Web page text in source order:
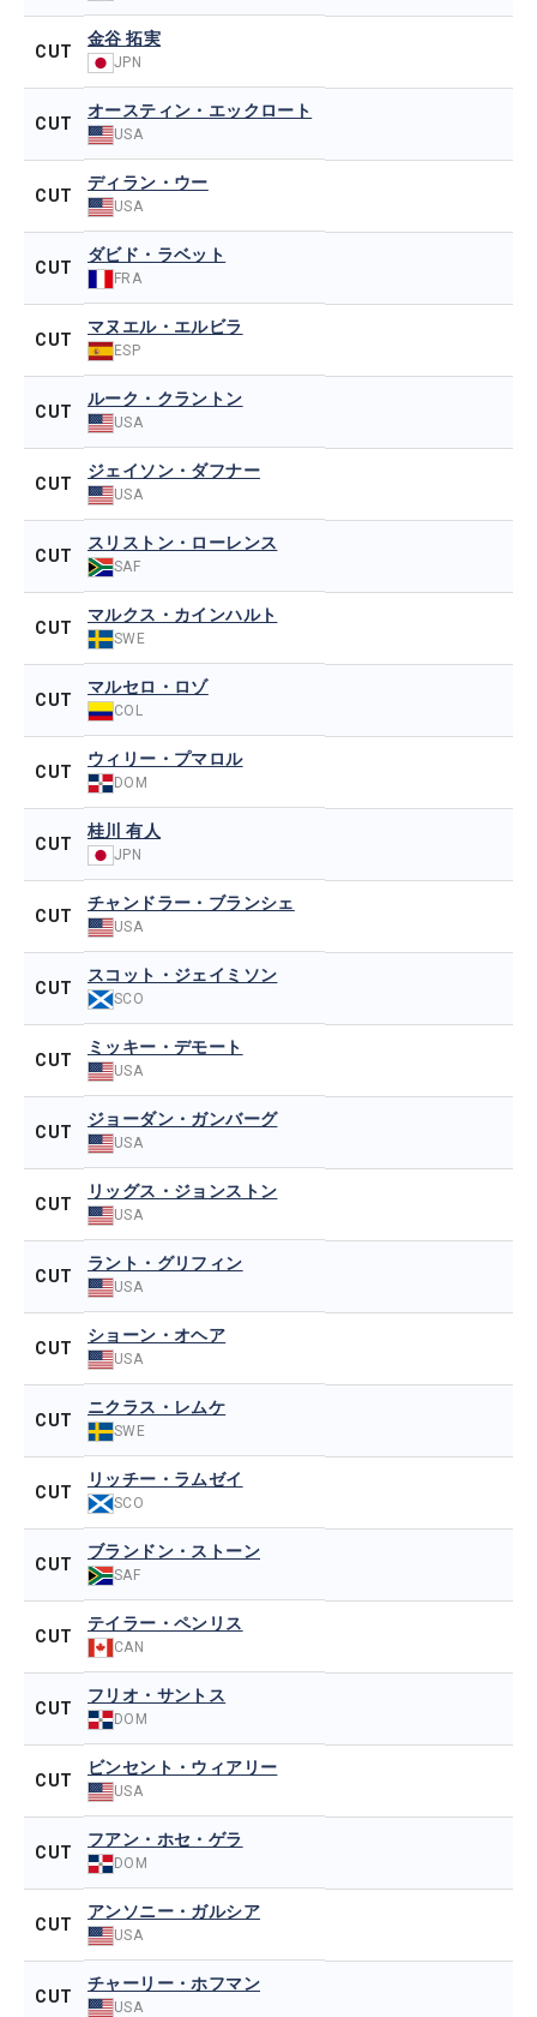
CUT
金谷 拓実
JPN
CUT
オースティン・エックロート
USA
CUT
ディラン・ウー
USA
CUT
ダビド・ラベット
FRA
CUT
マヌエル・エルビラ
ESP
CUT
ルーク・クラントン
USA
CUT
ジェイソン・ダフナー
USA
CUT
スリストン・ローレンス
SAF
CUT
マルクス・カインハルト
SWE
CUT
マルセロ・ロゾ
COL
CUT
ウィリー・プマロル
DOM
CUT
桂川 有人
JPN
CUT
チャンドラー・ブランシェ
USA
CUT
スコット・ジェイミソン
SCO
CUT
ミッキー・デモート
USA
CUT
ジョーダン・ガンバーグ
USA
CUT
リッグス・ジョンストン
USA
CUT
ラント・グリフィン
USA
CUT
ショーン・オヘア
USA
CUT
ニクラス・レムケ
SWE
CUT
リッチー・ラムゼイ
SCO
CUT
ブランドン・ストーン
SAF
CUT
テイラー・ペンリス
CAN
CUT
フリオ・サントス
DOM
CUT
ビンセント・ウィアリー
USA
CUT
フアン・ホセ・ゲラ
DOM
CUT
アンソニー・ガルシア
USA
CUT
チャーリー・ホフマン
USA